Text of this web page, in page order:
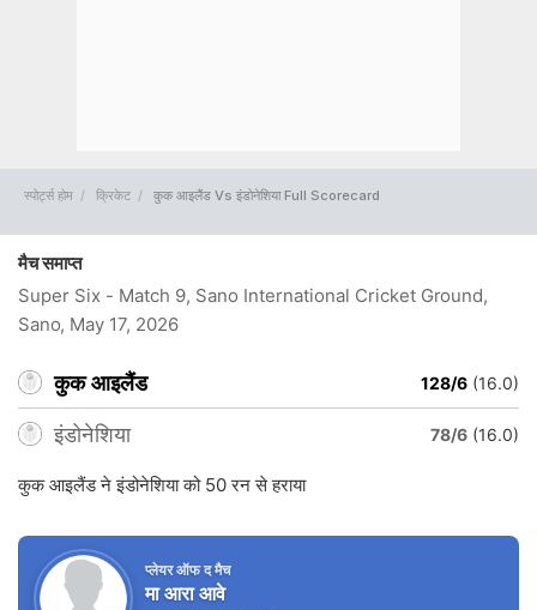
स्पोर्ट्स होम क्रिकेट कुक आइलैंड Vs इंडोनेशिया Full Scorecard
मैच समाप्त
Super Six - Match 9, Sano International Cricket Ground,
Sano, May 17, 2026
कुक आइलैंड 128/6 (16.0)
इंडोनेशिया 78/6 (16.0)
कुक आइलैंड ने इंडोनेशिया को 50 रन से हराया
प्लेयर ऑफ द मैच
मा आरा आवे